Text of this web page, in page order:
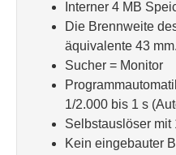
Interner 4 MB
Die Brennweite
äquivalente 43 mm.
Sucher = Monitor
1/2.000 bis 1 s
Selbstauslöser mit
Kein eingebauter